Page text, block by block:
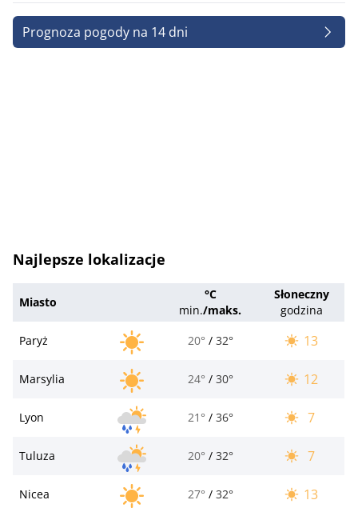
Prognoza pogody na 14 dni
Najlepsze lokalizacje
Miasto
°C
min./maks.
Słoneczny
godzina
Paryż
20° / 32° 13
Marsylia 24° / 30° 12
Lyon 21° / 36° 7
Tuluza 20° / 32° 7
Nicea 27° / 32° 13